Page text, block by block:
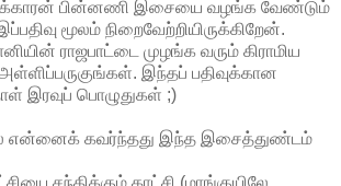
பின்னணி இசையை வழங்க வேண்டும்
மூலம் நிறைவேற்றியிருக்கிறேன்.
ராஜபாட்டை முழங்க வரும் கிராமிய
இந்தப் பதிவுக்கான
இரவுப் பொழுதுகள் ;)
என்னைக் கவர்ந்தது இந்த இசைத்துண்டம்
சந்திக்கும் காட்சி (மாங்குயிலே